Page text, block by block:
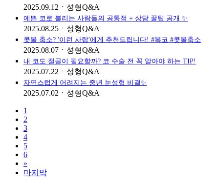
2025.09.12 ㆍ 성형Q&A
예쁜 코로 불리는 사람들의 공통점 + 상담 꿀팁 공개 ✨
2025.08.25 ㆍ 성형Q&A
콧볼 축소? '이런 사람'에게 추천드립니다! #복코 #콧볼축소
2025.08.07 ㆍ 성형Q&A
내 코도 절골이 필요할까? 코 수술 전 꼭 알아야 하는 TIP!
2025.07.22 ㆍ 성형Q&A
자연스럽게 어려지는 중년 눈성형 비결✨
2025.07.02 ㆍ 성형Q&A
1
2
3
4
5
6
»
마지막